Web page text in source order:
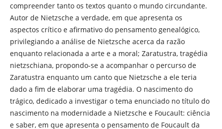
compreender tanto os textos quanto o mundo circundante.
Autor de Nietzsche a verdade, em que apresenta os
aspectos crítico e afirmativo do pensamento genealógico,
privilegiando a análise de Nietzsche acerca da razão
enquanto relacionada a arte e a moral; Zaratustra, tragédia
nietzschiana, propondo-se a acompanhar o percurso de
Zaratustra enquanto um canto que Nietzsche a ele teria
dado a fim de elaborar uma tragédia. O nascimento do
trágico, dedicado a investigar o tema enunciado no título do
nascimento na modernidade a Nietzsche e Foucault: ciência
e saber, em que apresenta o pensamento de Foucault da